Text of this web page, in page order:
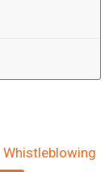
Whistleblowing